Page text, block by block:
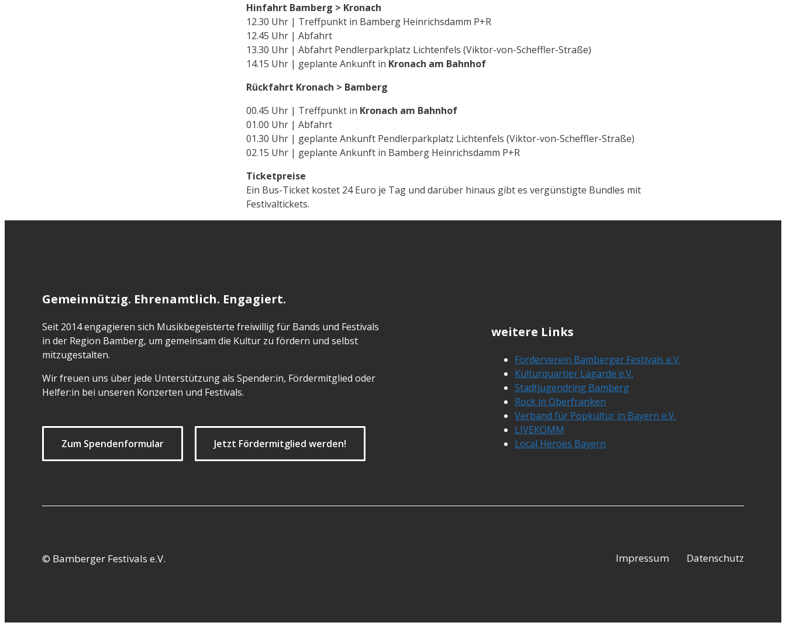
Hinfahrt Bamberg > Kronach
12.30 Uhr | Treffpunkt in Bamberg Heinrichsdamm P+R
12.45 Uhr | Abfahrt
13.30 Uhr | Abfahrt Pendlerparkplatz Lichtenfels (Viktor-von-Scheffler-Straße)
14.15 Uhr | geplante Ankunft in Kronach am Bahnhof
Rückfahrt Kronach > Bamberg
00.45 Uhr | Treffpunkt in Kronach am Bahnhof
01.00 Uhr | Abfahrt
01.30 Uhr | geplante Ankunft Pendlerparkplatz Lichtenfels (Viktor-von-Scheffler-Straße)
02.15 Uhr | geplante Ankunft in Bamberg Heinrichsdamm P+R
Ticketpreise
Ein Bus-Ticket kostet 24 Euro je Tag und darüber hinaus gibt es vergünstigte Bundles mit
Festivaltickets.
Gemeinnützig. Ehrenamtlich. Engagiert.
Seit 2014 engagieren sich Musikbegeisterte freiwillig für Bands und Festivals
in der Region Bamberg, um gemeinsam die Kultur zu fördern und selbst
mitzugestalten.
Wir freuen uns über jede Unterstützung als Spender:in, Fördermitglied oder
Helfer:in bei unseren Konzerten und Festivals.
Zum Spendenformular Jetzt Fördermitglied werden!
weitere Links
Förderverein Bamberger Festivals e.V.
Kulturquartier Lagarde e.V.
Stadtjugendring Bamberg
Rock in Oberfranken
Verband für Popkultur in Bayern e.V.
LIVEKOMM
Local Heroes Bayern
© Bamberger Festivals e.V. Impressum Datenschutz